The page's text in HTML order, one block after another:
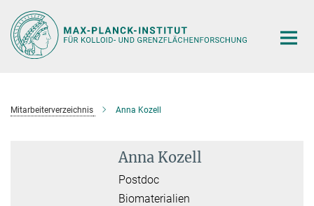
Hauptinhalt
Mitarbeiterverzeichnis Anna Kozell
Anna Kozell
Postdoc
Biomaterialien